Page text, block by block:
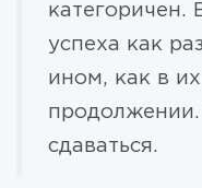
категоричен.
успеха как
ином, как в
сдаваться.